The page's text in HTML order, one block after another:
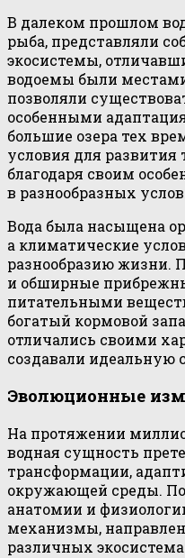
В далеком прошлом
рыба, представляли
экосистемы,
водоемы были
позволяли
особенными
большие озера тех
условия для развития
благодаря своим
в разнообразных
Вода была насыщена
а климатические
разнообразию жизни.
и обширные
питательными
богатый кормовой
отличались своими
создавали идеальную
Эволюционные
На протяжении
водная сущность
трансформации,
окружающей среды.
анатомии и
механизмы,
различных